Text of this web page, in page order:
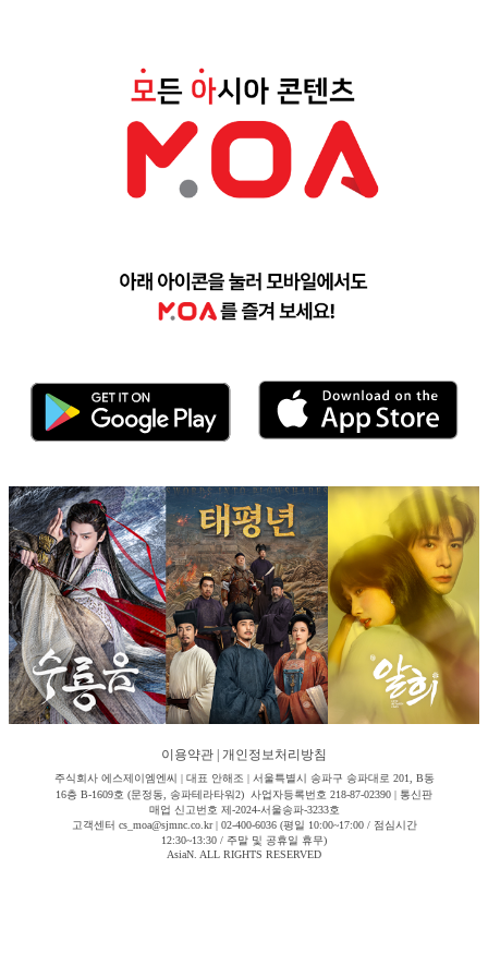
이용약관 개인정보처리방침
주식회사 에스제이엠엔씨 | 대표 안해조 | 서울특별시 송파구 송파대로 201, B동
16층 B-1609호 (문정동, 송파테라타워2) 사업자등록번호 218-87-02390 | 통신판
매업 신고번호 제-2024-서울송파-3233호
고객센터 cs_moa@sjmnc.co.kr | 02-400-6036 (평일 10:00~17:00 / 점심시간
12:30~13:30 / 주말 및 공휴일 휴무)
AsiaN. ALL RIGHTS RESERVED